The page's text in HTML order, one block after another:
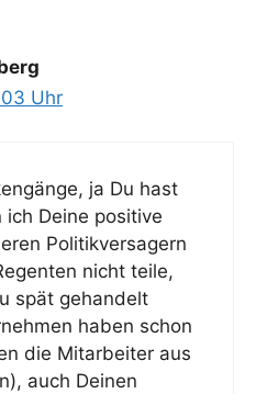
Uhr
ja Du hast
ich Deine positive
Politikversagern
nicht teile,
spät gehandelt
haben schon
die Mitarbeiter aus
auch Deinen